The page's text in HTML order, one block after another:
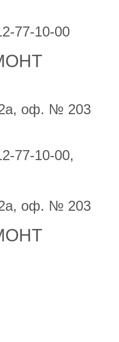
77-10-00
оф. № 203
77-10-00,
оф. № 203